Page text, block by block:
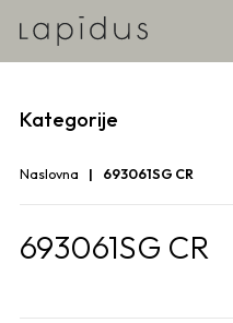
Kategorije
Naslovna 693061SG CR
693061SG CR